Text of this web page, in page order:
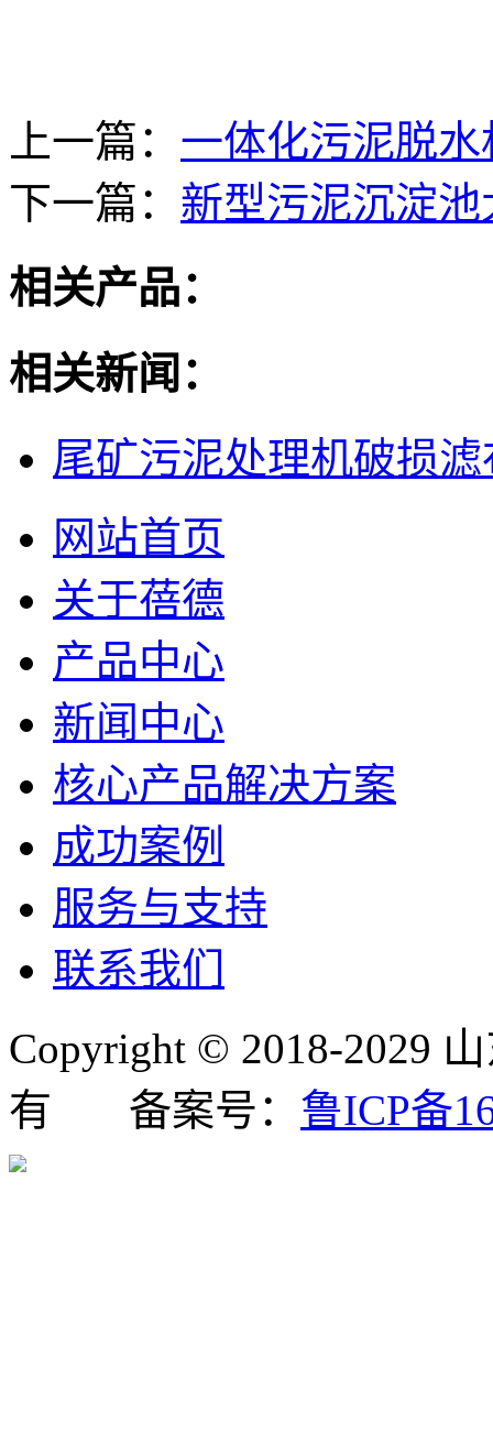
上一篇： 一体化污泥脱
下一篇： 新型污泥沉淀
相关产品：
相关新闻：
尾矿污泥处理机破损
网站首页
关于蓓德
产品中心
新闻中心
核心产品解决方案
成功案例
服务与支持
联系我们
Copyright © 2018-2029
有 备案号： 鲁ICP备